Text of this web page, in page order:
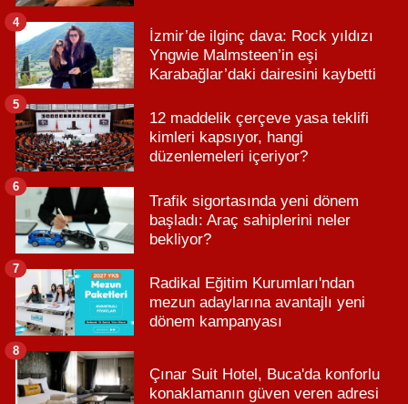
İzmir’de ilginç dava: Rock yıldızı
Yngwie Malmsteen’in eşi
Karabağlar’daki dairesini kaybetti
4
12 maddelik çerçeve yasa teklifi
kimleri kapsıyor, hangi
düzenlemeleri içeriyor?
5
Trafik sigortasında yeni dönem
başladı: Araç sahiplerini neler
bekliyor?
6
Radikal Eğitim Kurumları'ndan
mezun adaylarına avantajlı yeni
dönem kampanyası
7
Çınar Suit Hotel, Buca'da konforlu
konaklamanın güven veren adresi
8